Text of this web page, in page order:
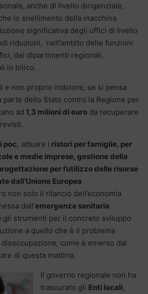
anche di livello dirigenziale,
lo snellimento della macchina
significativa degli uffici di livello
riduzioni, nell’ambito delle funzioni
dei dipartimenti regionali,
in bilico.
e non proprio indolore, se si pensa
parte dello Stato contro la Regione per
ad 1,3 milioni di euro da recuperare
poc, attuare i ristori per famiglie, per
e medie imprese, gestione della
per l’utilizzo delle risorse
dall’Unione Europea
non solo il rilancio dell’economia
dall’emergenza sanitaria
gli strumenti per il concreto sviluppo
a quello che è il problema
come è emerso dal
di questa mattina.
Il governo regionale non ha
trascurato gli Enti locali,